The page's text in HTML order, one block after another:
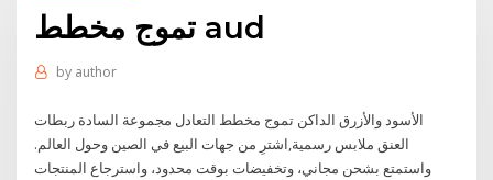
تموج مخطط aud
by author
الأسود والأزرق الداكن تموج مخطط التعادل مجموعة السادة ربطات
العنق ملابس رسمية,اشترِ من جهات البيع في الصين وحول العالم.
واستمتع بشحن مجاني، وتخفيضات بوقت محدود، واسترجاع المنتجات